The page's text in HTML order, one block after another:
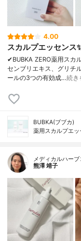
4.00
スカルプエッセンス
✔︎BUBKA ZERO薬用スカ
センブリエキス、グリチ
ールの3つの有効成…続き
BUBKA(ブブカ)
薬用スカルプエッ
メディカルハー
熊澤 靖子